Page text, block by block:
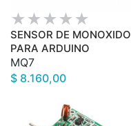
SENSOR DE MONOXIDO
PARA ARDUINO
MQ7
$ 8.160,00